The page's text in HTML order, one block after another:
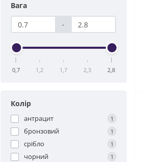
Вага
-
0,7 1,2 1,7 2,3 2,8
Колір
антрацит 1
бронзовий 1
срібло 1
чорний 1